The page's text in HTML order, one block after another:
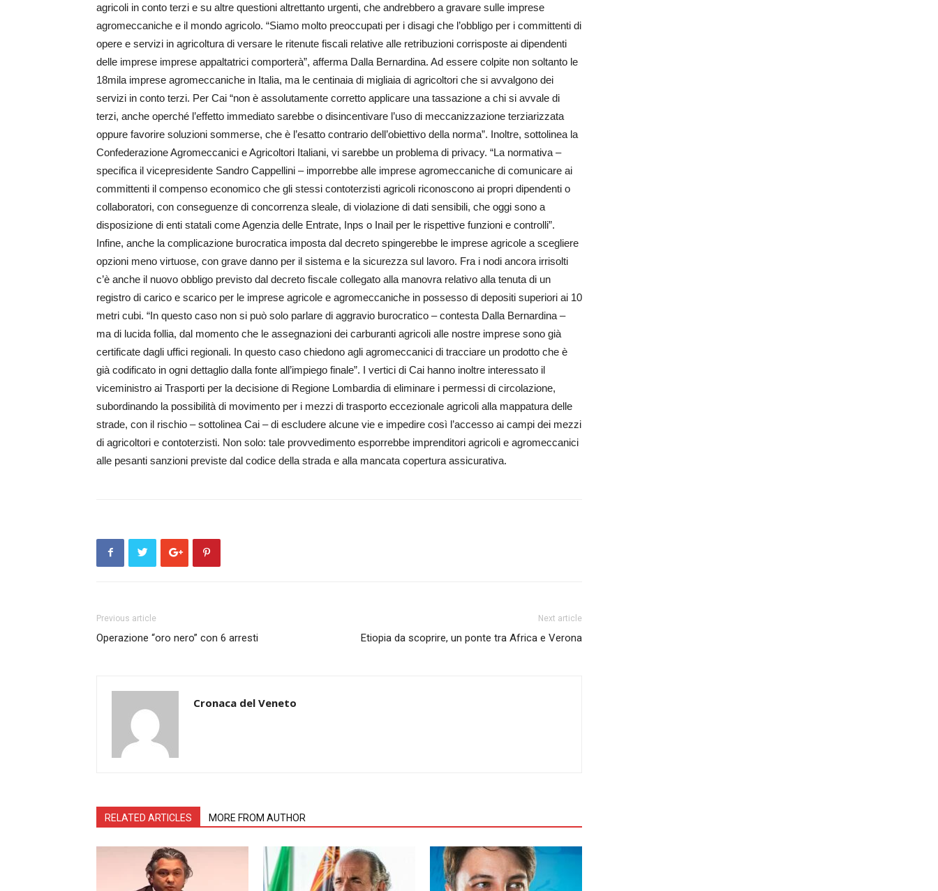
agricoli in conto terzi e su altre questioni altrettanto urgenti, che andrebbero a gravare sulle imprese
agromeccaniche e il mondo agricolo. “Siamo molto preoccupati per i disagi che l’obbligo per i committenti di
opere e servizi in agricoltura di versare le ritenute fiscali relative alle retribuzioni corrisposte ai dipendenti
delle imprese imprese appaltatrici comporterà”, afferma Dalla Bernardina. Ad essere colpite non soltanto le
18mila imprese agromeccaniche in Italia, ma le centinaia di migliaia di agricoltori che si avvalgono dei
servizi in conto terzi. Per Cai “non è assolutamente corretto applicare una tassazione a chi si avvale di
terzi, anche operché l’effetto immediato sarebbe o disincentivare l’uso di meccanizzazione terziarizzata
oppure favorire soluzioni sommerse, che è l’esatto contrario dell’obiettivo della norma”. Inoltre, sottolinea la
Confederazione Agromec­canici e Agricoltori Italiani, vi sarebbe un problema di privacy. “La normativa –
specifica il vicepresidente Sandro Cappellini – imporrebbe alle imprese agromeccaniche di comunicare ai
committenti il compenso economico che gli stessi contoterzisti agricoli riconoscono ai propri dipendenti o
collaboratori, con conseguenze di concorrenza sleale, di violazione di dati sensibili, che oggi sono a
disposizione di enti statali come Agenzia delle Entrate, Inps o Inail per le rispettive funzioni e controlli”.
Infine, anche la complicazione burocratica imposta dal decreto spingerebbe le imprese agricole a scegliere
opzioni meno virtuose, con grave danno per il sistema e la sicurezza sul lavoro. Fra i nodi ancora irrisolti
c’è anche il nuovo obbligo previsto dal decreto fiscale collegato alla manovra relativo alla tenuta di un
registro di carico e scarico per le imprese agricole e agromeccaniche in possesso di depositi superiori ai 10
metri cubi. “In questo caso non si può solo parlare di aggravio burocratico – contesta Dalla Bernardina –
ma di lucida follia, dal momento che le assegnazioni dei carburanti agricoli alle nostre imprese sono già
certificate dagli uffici regionali. In questo caso chiedono agli agromeccanici di tracciare un prodotto che è
già codificato in ogni dettaglio dalla fonte all’impiego finale”. I vertici di Cai hanno inoltre interessato il
viceministro ai Trasporti per la decisione di Regione Lombardia di eliminare i permessi di circolazione,
subordinando la possibilità di movimento per i mezzi di trasporto eccezionale agricoli alla mappatura delle
strade, con il rischio – sottolinea Cai – di escludere alcune vie e impedire così l’accesso ai campi dei mezzi
di agricoltori e contoterzisti. Non solo: tale provvedimento esporrebbe imprenditori agricoli e agromeccanici
alle pesanti sanzioni previste dal codice della strada e alla mancata copertura assicurativa.
Previous article
Operazione “oro nero” con 6 arresti
Next article
Etiopia da scoprire, un ponte tra Africa e Verona
Cronaca del Veneto
RELATED ARTICLES MORE FROM AUTHOR